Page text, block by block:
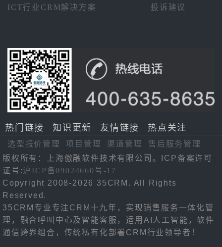
ICT行业CRM解决方案
投诉建议
热门链接 知识更新 友情链接 热点关注
选型报价管理 项目管理 渠道管理
售后服务管理
版权所有：上海傲融软件技术有限公司。ICP备案许可
证号:沪ICP备09024660号-17
Copyright 2008-2026 35CRM. All Rights
Reserved.
35CRM专业专注CRM十九年，实现销售服务一体化管
理，融合呼叫中心及智能客服，运用AI人工智能，软件
通信跨界组合，传统私有化部署CRM行业领导者！